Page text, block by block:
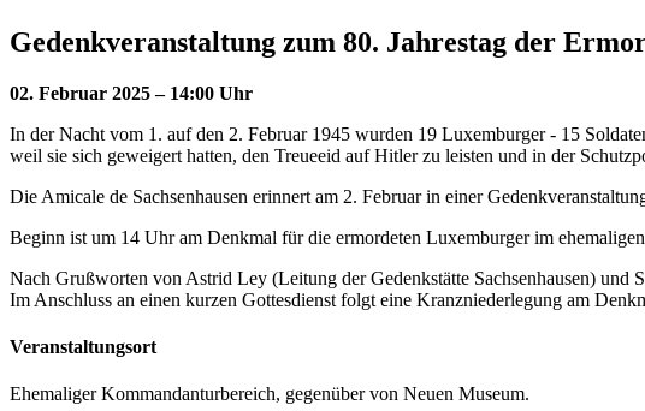
Gedenkveranstaltung zum 80. Jahrestag der
02. Februar 2025 – 14:00 Uhr
In der Nacht vom 1. auf den 2. Februar 1945 wurden 19 Luxemburger - 15
weil sie sich geweigert hatten, den Treueeid auf Hitler zu leisten und in der
Die Amicale de Sachsenhausen erinnert am 2. Februar in einer
Beginn ist um 14 Uhr am Denkmal für die ermordeten Luxemburger im
Nach Grußworten von Astrid Ley (Leitung der Gedenkstätte Sachsenhausen)
Im Anschluss an einen kurzen Gottesdienst folgt eine Kranzniederlegung am
Veranstaltungsort
Ehemaliger Kommandanturbereich, gegenüber von Neuen Museum.